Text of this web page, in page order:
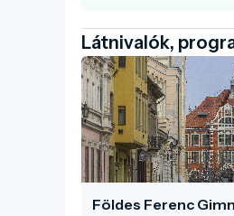
Látnivalók,
Földes Ferenc